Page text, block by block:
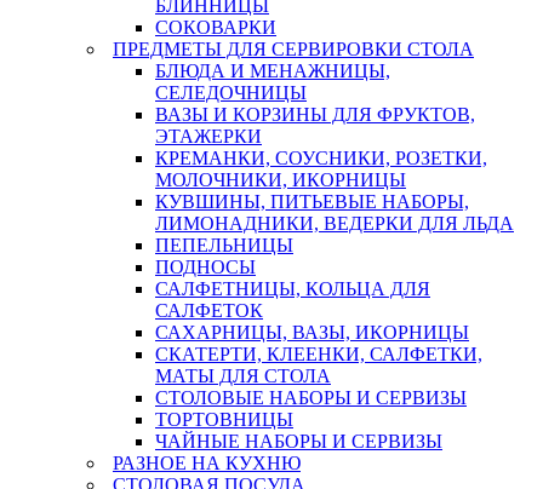
БЛИННИЦЫ
СОКОВАРКИ
ПРЕДМЕТЫ ДЛЯ СЕРВИРОВКИ СТОЛА
БЛЮДА И МЕНАЖНИЦЫ,
СЕЛЕДОЧНИЦЫ
ВАЗЫ И КОРЗИНЫ ДЛЯ ФРУКТОВ,
ЭТАЖЕРКИ
КРЕМАНКИ, СОУСНИКИ, РОЗЕТКИ,
МОЛОЧНИКИ, ИКОРНИЦЫ
КУВШИНЫ, ПИТЬЕВЫЕ НАБОРЫ,
ЛИМОНАДНИКИ, ВЕДЕРКИ ДЛЯ ЛЬДА
ПЕПЕЛЬНИЦЫ
ПОДНОСЫ
САЛФЕТНИЦЫ, КОЛЬЦА ДЛЯ
САЛФЕТОК
САХАРНИЦЫ, ВАЗЫ, ИКОРНИЦЫ
СКАТЕРТИ, КЛЕЕНКИ, САЛФЕТКИ,
МАТЫ ДЛЯ СТОЛА
СТОЛОВЫЕ НАБОРЫ И СЕРВИЗЫ
ТОРТОВНИЦЫ
ЧАЙНЫЕ НАБОРЫ И СЕРВИЗЫ
РАЗНОЕ НА КУХНЮ
СТОЛОВАЯ ПОСУДА